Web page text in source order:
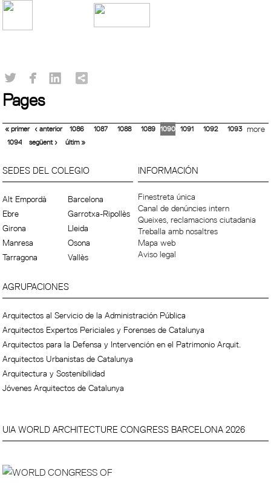
Pages
« primer ‹ anterior 1086 1087 1088 1089 1090 1091 1092
1093
1094
següent › últim »
more
SEDES DEL COLEGIO
Alt Empordà
Barcelona
Ebre
Garrotxa-Ripollès
Girona
Lleida
Manresa
Osona
Tarragona
Vallès
INFORMACIÓN
Finestreta única
Canal de denúncies intern
Queixes, reclamacions ciutadania
Treballa amb nosaltres
Mapa web
Aviso legal
AGRUPACIONES
Arquitectos al Servicio de la Administración Pública
Arquitectos Expertos Periciales y Forenses de Catalunya
Arquitectos para la Defensa y Intervención en el Patrimonio Arquit.
Arquitectos Urbanistas de Catalunya
Arquitectura y Sostenibilidad
Jóvenes Arquitectos de Catalunya
UIA WORLD ARCHITECTURE CONGRESS BARCELONA 2026